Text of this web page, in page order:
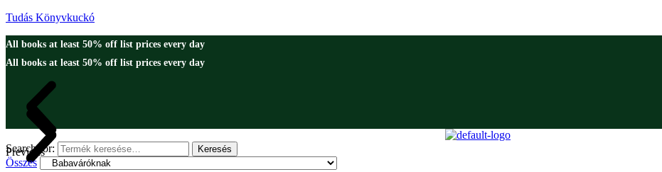
Tudás Könyvkuckó
All books at least 50% off list prices every day
All books at least 50% off list prices every day
Previous
Search for: Keresés
Összes